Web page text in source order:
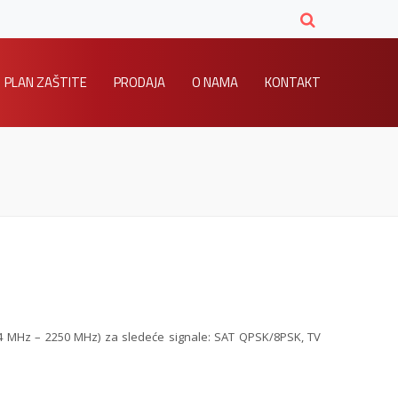
PLAN ZAŠTITE PRODAJA O NAMA KONTAKT
– 2250 MHz) za sledeće signale: SAT QPSK/8PSK, TV